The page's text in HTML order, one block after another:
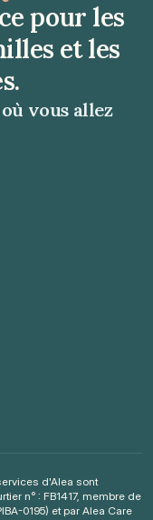
pour les
et les
vous allez
d'Alea sont
n° : FB1417, membre de
0195) et par Alea Care